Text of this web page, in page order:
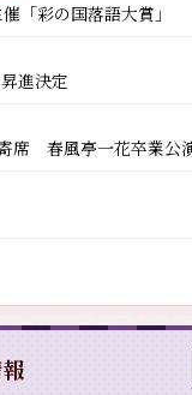
「彩の国落語大賞」
進決定
席 春風亭一花卒業公